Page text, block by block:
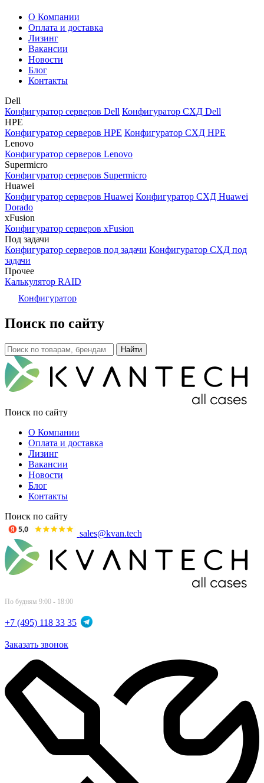
О Компании
Оплата и доставка
Лизинг
Вакансии
Новости
Блог
Контакты
Dell
Конфигуратор серверов Dell Конфигуратор СХД Dell
HPE
Конфигуратор серверов HPE Конфигуратор СХД HPE
Lenovo
Конфигуратор серверов Lenovo
Supermicro
Конфигуратор серверов Supermicro
Huawei
Конфигуратор серверов Huawei Конфигуратор СХД Huawei
Dorado
xFusion
Конфигуратор серверов xFusion
Под задачи
Конфигуратор серверов под задачи Конфигуратор СХД под
задачи
Прочее
Калькулятор RAID
Конфигуратор
Поиск по сайту
Поиск по сайту
О Компании
Оплата и доставка
Лизинг
Вакансии
Новости
Блог
Контакты
Поиск по сайту
sales@kvan.tech
По будням 9:00 - 18:00
+7 (495) 118 33 35
Заказать звонок